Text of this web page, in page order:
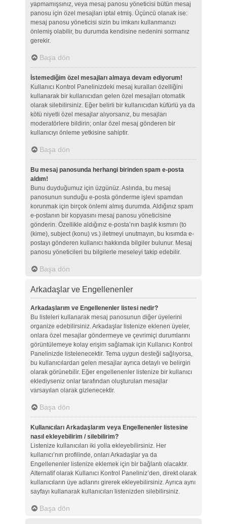
yapmamışsınız, veya mesaj panosu yöneticisi bütün mesaj
panosu için özel mesajları iptal etmiş. Üçüncü olanak ise:
mesaj panosu yöneticisi sizin bu imkanı kullanmanızı
önlemiş olabilir, bu durumda kendisine nedenini sormanız
gerekir.
Başa dön
İstemediğim özel mesajları almaya devam ediyorum!
Kullanıcı Kontrol Panelinizdeki mesaj kuralları özelliğini
kullanarak bir kullanıcıdan gelen özel mesajları otomatik
olarak silebilirsiniz. Eğer belirli bir kullanıcıdan küfürlü ya da
kötü niyetli özel mesajlar alıyorsanız, bu mesajları
moderatörlere bildirin; onlar özel mesaj gönderen bir
kullanıcıyı önleme yetkisine sahiptir.
Başa dön
Bu mesaj panosunda herhangi birinden spam e-posta
aldım!
Bunu duyduğumuz için üzgünüz. Aslında, bu mesaj
panosunun sunduğu e-posta gönderme işlevi spamdan
korunmak için birçok önlemi almış durumda. Aldığınız spam
e-postanın bir kopyasını mesaj panosu yöneticisine
gönderin. Özellikle aldığınız e-posta’nın başlık kısmını (to
(kime), subject (konu) vs.) iletmeyi unutmayın, bu kısımda e-
postayı gönderen kullanıcı hakkında bilgiler bulunur. Mesaj
panosu yöneticileri bu bilgilerle meseleyi takip edebilir.
Başa dön
Arkadaşlar ve Engellenenler
Arkadaşlarım ve Engellenenler listesi nedir?
Bu listeleri kullanarak mesaj panosunun diğer üyelerini
organize edebilirsiniz. Arkadaşlar listenize eklenen üyeler,
onlara özel mesajlar göndermeye ve çevrimiçi durumlarını
görüntülemeye kolay erişim sağlamak için Kullanıcı Kontrol
Panelinizde listelenecektir. Tema uygun desteği sağlıyorsa,
bu kullanıcılardan gelen mesajlar ayrıca detaylı ve belirgin
olarak görünebilir. Eğer engellenenler listenize bir kullanıcı
eklediyseniz onlar tarafından oluşturulan mesajlar
varsayılan olarak gizlenecektir.
Başa dön
Kullanıcıları Arkadaşlarım veya Engellenenler listesine
nasıl ekleyebilirim / silebilirim?
Listenize kullanıcıları iki yolla ekleyebilirsiniz. Her
kullanıcı’nın profilinde, onları Arkadaşlar ya da
Engellenenler listenize eklemek için bir bağlantı olacaktır.
Alternatif olarak Kullanıcı Kontrol Paneliniz’den, direkt olarak
kullanıcıların üye adlarını girerek ekleyebilirsiniz. Ayrıca aynı
sayfayı kullanarak kullanıcıları listenizden silebilirsiniz.
Başa dön